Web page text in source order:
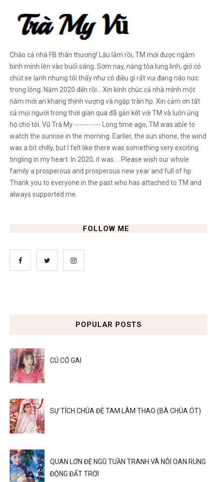
Chào cả nhà FB thân thương! Lâu lắm rồi, TM mới được ngắm
bình minh lên vào buổi sáng. Sớm nay, nắng tỏa lung linh, gió có
chút se lạnh nhưng tôi thấy như có điều gì rất vui đang náo nức
trong lòng. Năm 2020 đến rồi... Xin kính chúc cả nhà mình một
năm mới an khang thịnh vượng và ngập tràn hp. Xin cảm ơn tất
cả mọi người trong thời gian qua đã gắn kết với TM và luôn ủng
hộ cho tôi. Vũ Trà My ----------- Long time ago, TM was able to
watch the sunrise in the morning. Earlier, the sun shone, the wind
was a bit chilly, but I felt like there was something very exciting
tingling in my heart. In 2020, it was ... Please wish our whole
family a prosperous and prosperous new year and full of hp.
Thank you to everyone in the past who has attached to TM and
always supported me.
FOLLOW ME
POPULAR POSTS
CÚ CÓ GAI
SỰ TÍCH CHÚA ĐỆ TAM LÂM THAO (BÀ CHÚA ÓT)
QUAN LỚN ĐỆ NGŨ TUẦN TRANH VÀ NỖI OAN RUNG
ĐỘNG ĐẤT TRỜI